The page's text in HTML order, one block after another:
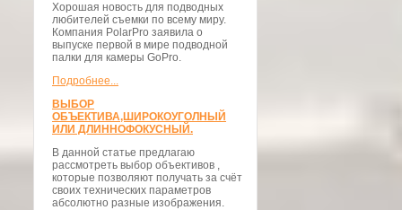
Хорошая новость для подводных
любителей съемки по всему миру.
Компания PolarPro заявила о
выпуске первой в мире подводной
палки для камеры GoPro.
Подробнее...
ВЫБОР
ОБЪЕКТИВА,ШИРОКОУГОЛНЫЙ
ИЛИ ДЛИННОФОКУСНЫЙ.
В данной статье предлагаю
рассмотреть выбор объективов ,
которые позволяют получать за счёт
своих технических параметров
абсолютно разные изображения.